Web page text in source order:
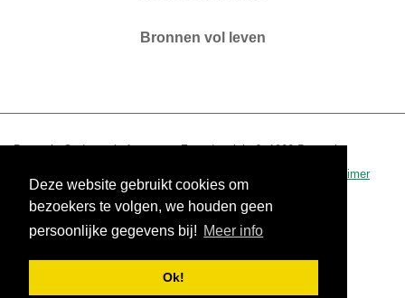
Deze website gebruikt cookies om
bezoekers te volgen, we houden geen
persoonlijke gegevens bij! Meer info
Ok!
Bronnen vol leven
Brussels Ouderenplatform vzw. Zaterdagplein 6. 1000 Brussel.
disclaimer
0434.390.942 - RPR Brussel